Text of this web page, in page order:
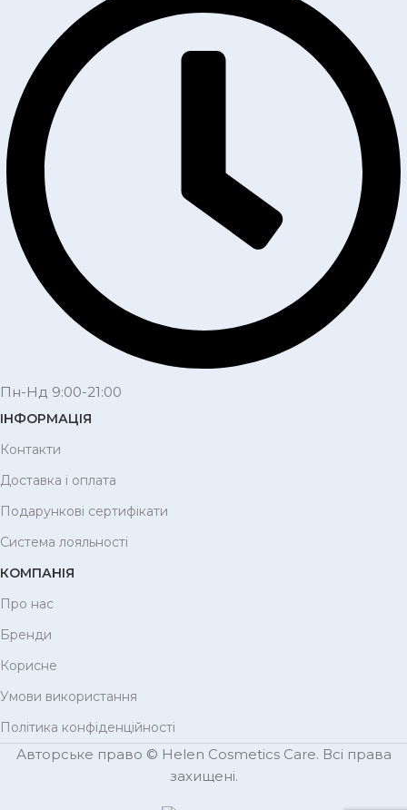
Пн-Нд 9:00-21:00
ІНФОРМАЦІЯ
Контакти
Доставка і оплата
Подарункові сертифікати
Система лояльності
КОМПАНІЯ
Про нас
Бренди
Корисне
Умови використання
Політика конфіденційності
Авторське право © Helen Cosmetics Care. Всі права
захищені.